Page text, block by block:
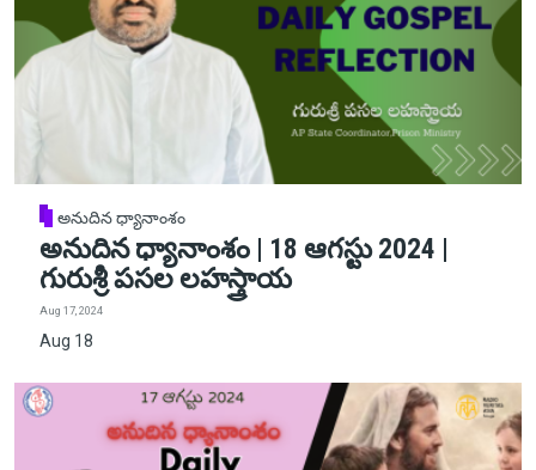
అనుదిన ధ్యానాంశం
అనుదిన ధ్యానాంశం | 18 ఆగస్టు 2024 |
గురుశ్రీ పసల లహస్త్రాయ
Aug 17, 2024
Aug 18